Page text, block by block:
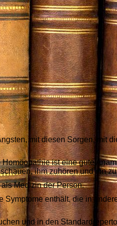
mit diesen Sorgen, mit
ist eine gute
ihm zuhören und ihn
Medizin der Person.
enthält, die in
und in den